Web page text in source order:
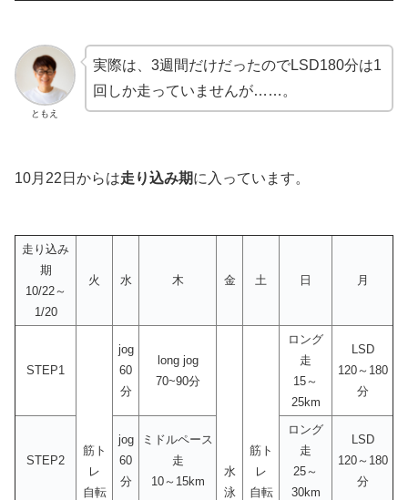
ともえ
実際は、3週間だけだったのでLSD180分は1
回しか走っていませんが……。
10月22日からは走り込み期に入っています。
走り込み
期
10/22～
1/20
火 水 木 金 土 日 月
STEP1
筋ト
レ
自転
jog
60
分
long jog
70~90分
水
泳
筋ト
レ
自転
ロング
走
15～
25km
LSD
120～180
分
STEP2
jog
60
分
ミドルペース
走
10～15km
ロング
走
25～
30km
LSD
120～180
分